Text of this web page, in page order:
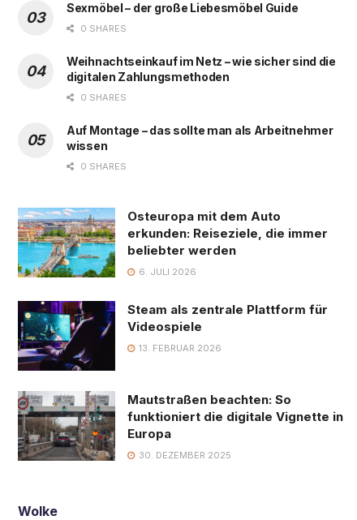
Sexmöbel – der große Liebesmöbel Guide
0 SHARES
Weihnachtseinkauf im Netz – wie sicher sind die
digitalen Zahlungsmethoden
0 SHARES
Auf Montage – das sollte man als Arbeitnehmer
wissen
0 SHARES
Osteuropa mit dem Auto
erkunden: Reiseziele, die immer
beliebter werden
6. JULI 2026
Steam als zentrale Plattform für
Videospiele
13. FEBRUAR 2026
Mautstraßen beachten: So
funktioniert die digitale Vignette in
Europa
30. DEZEMBER 2025
Wolke